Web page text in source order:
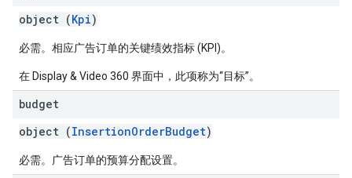
object (Kpi)
必需。相应广告订单的关键绩效指标 (KPI)。
在 Display & Video 360 界面中，此项称为“目标”。
budget
object (InsertionOrderBudget)
必需。广告订单的预算分配设置。